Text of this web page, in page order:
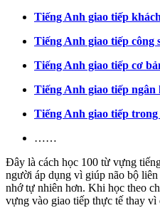
Tiếng Anh giao tiếp
Tiếng Anh giao tiếp công
Tiếng Anh giao tiếp cơ
Tiếng Anh giao tiếp ngân
Tiếng Anh giao tiếp trong
……
Đây là cách học 100 từ vựng
người áp dụng vì giúp não bộ
nhớ tự nhiên hơn. Khi học theo
vựng vào giao tiếp thực tế thay vì